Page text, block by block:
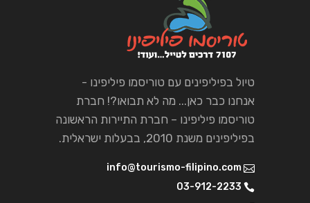
טיול בפיליפינים עם טוריסמו פיליפינו -
אנחנו כבר כאן... מה לא תבואו?! חברת
טוריסמו פיליפינו – חברת התיירות הראשונה
בפיליפינים משנת 2010, בבעלות ישראלית.
info@tourismo-filipino.com
03-912-2233